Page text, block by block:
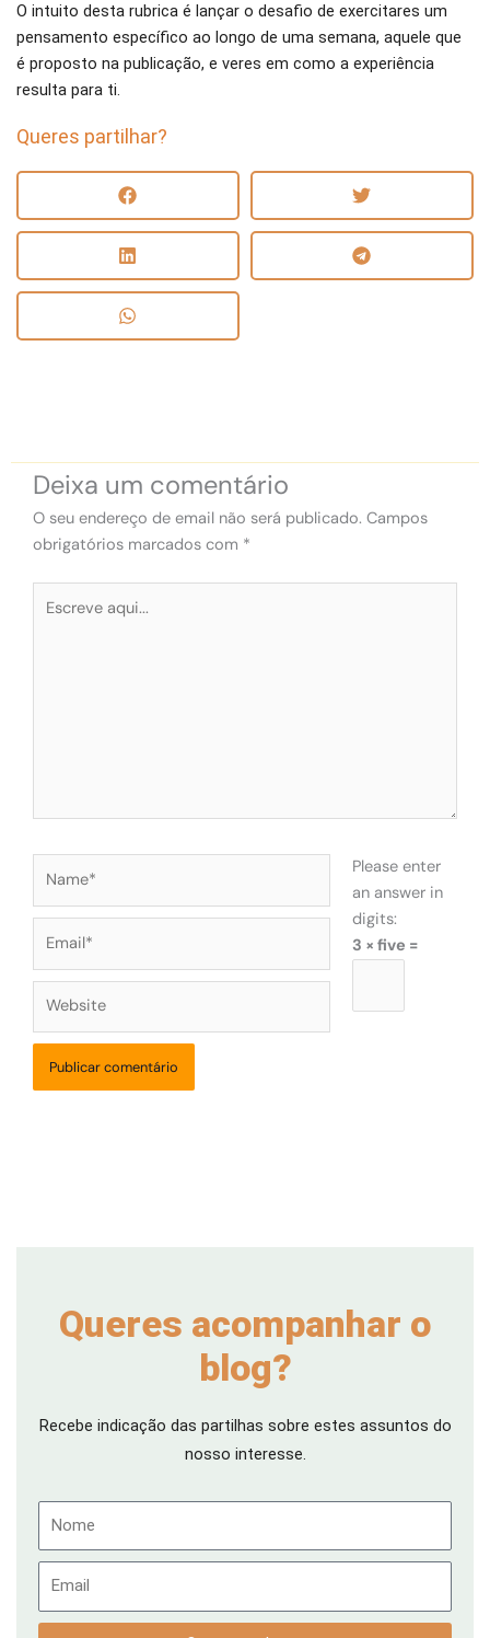
O intuito desta rubrica é lançar o desafio de exercitares um
pensamento específico ao longo de uma semana, aquele que
é proposto na publicação, e veres em como a experiência
resulta para ti.
Queres partilhar?
Deixa um comentário
O seu endereço de email não será publicado. Campos
obrigatórios marcados com *
aqui...
Please enter
an answer in
digits:
3 × five =
Queres acompanhar o
blog?
Recebe indicação das partilhas sobre estes assuntos do
nosso interesse.